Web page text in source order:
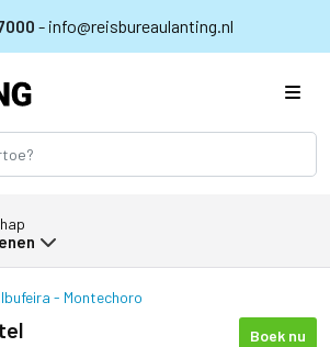
- info@reisbureaulanting.nl
- Montechoro
Boek nu